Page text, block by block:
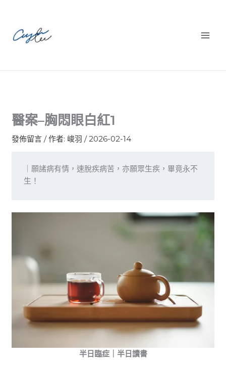
醫案–胸悶眼白紅1
發佈留言 / 作者: 峻羽/2026-02-14
｜願諸病有情，速脫疾病苦，亦願眾生疾，畢竟永不
生！
半日臨症｜半日讀書